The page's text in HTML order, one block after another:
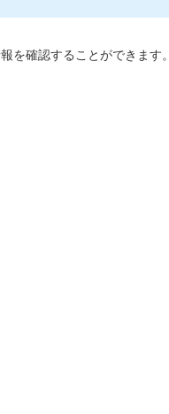
を確認することができます。